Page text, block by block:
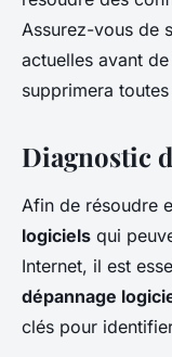
Assurez-vous de
actuelles avant
supprimera
Diagnostic
Afin de résoudre
logiciels qui
Internet, il est
dépannage
clés pour